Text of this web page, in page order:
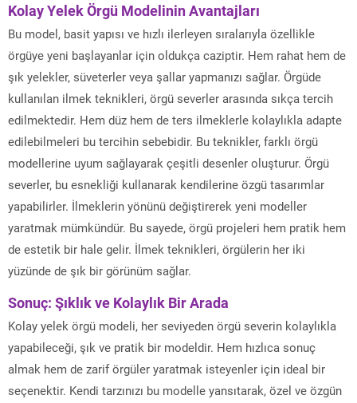
Kolay Yelek Örgü Modelinin Avantajları
Bu model, basit yapısı ve hızlı ilerleyen sıralarıyla özellikle
örgüye yeni başlayanlar için oldukça caziptir. Hem rahat hem de
şık yelekler, süveterler veya şallar yapmanızı sağlar. Örgüde
kullanılan ilmek teknikleri, örgü severler arasında sıkça tercih
edilmektedir. Hem düz hem de ters ilmeklerle kolaylıkla adapte
edilebilmeleri bu tercihin sebebidir. Bu teknikler, farklı örgü
modellerine uyum sağlayarak çeşitli desenler oluşturur. Örgü
severler, bu esnekliği kullanarak kendilerine özgü tasarımlar
yapabilirler. İlmeklerin yönünü değiştirerek yeni modeller
yaratmak mümkündür. Bu sayede, örgü projeleri hem pratik hem
de estetik bir hale gelir. İlmek teknikleri, örgülerin her iki
yüzünde de şık bir görünüm sağlar.
Sonuç: Şıklık ve Kolaylık Bir Arada
Kolay yelek örgü modeli, her seviyeden örgü severin kolaylıkla
yapabileceği, şık ve pratik bir modeldir. Hem hızlıca sonuç
almak hem de zarif örgüler yaratmak isteyenler için ideal bir
seçenektir. Kendi tarzınızı bu modelle yansıtarak, özel ve özgün